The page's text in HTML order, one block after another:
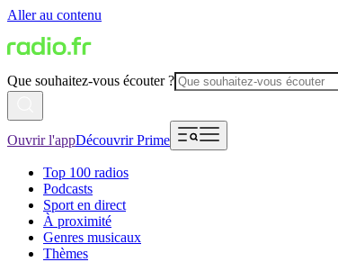
Aller au contenu
Que souhaitez-vous écouter ?
Ouvrir l'appDécouvrir Prime
Top 100 radios
Podcasts
Sport en direct
À proximité
Genres musicaux
Thèmes